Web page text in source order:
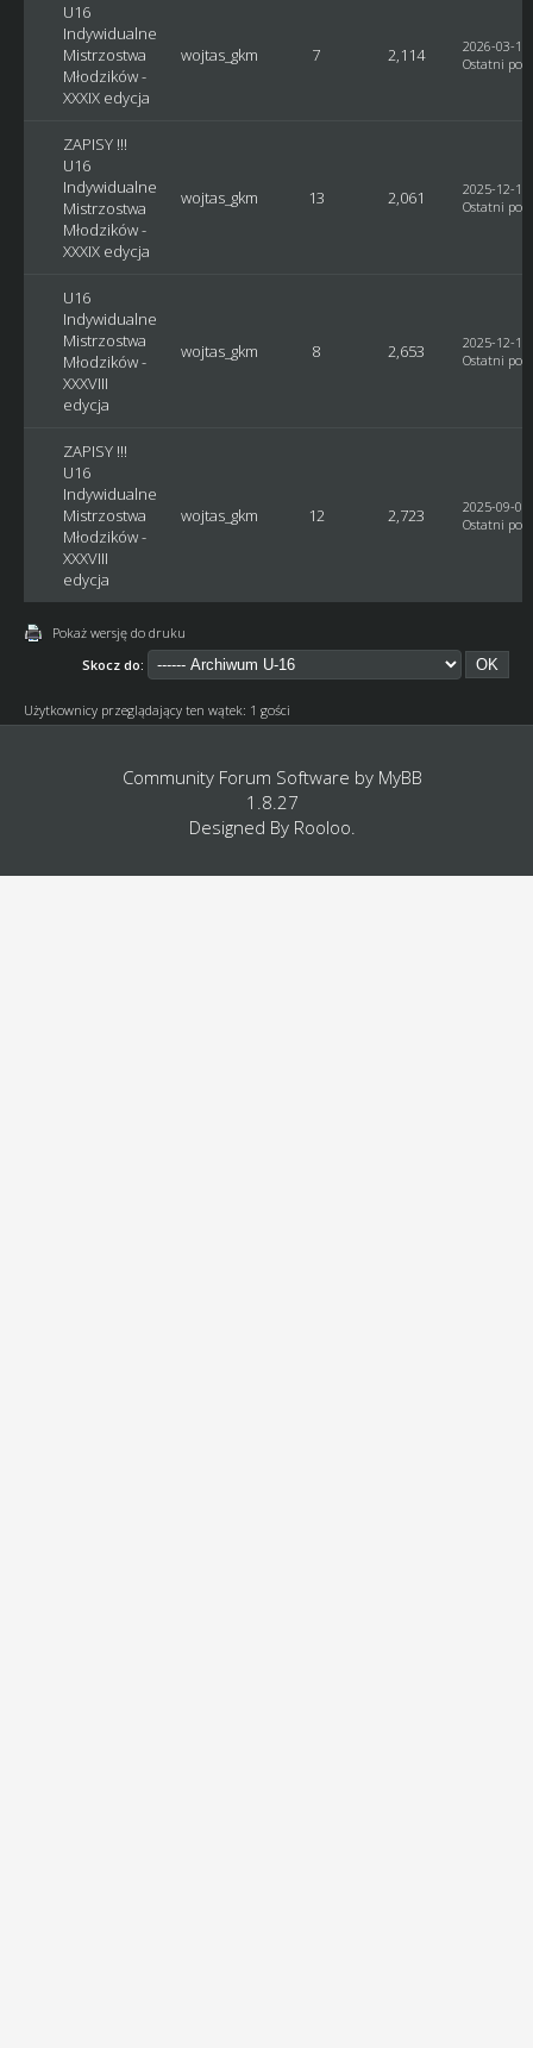
U16
Indywidualne
Mistrzostwa
Młodzików -
XXXIX edycja
wojtas_gkm 7 2,114
2026-03-
Ostatni post
ZAPISY !!!
U16
Indywidualne
Mistrzostwa
Młodzików -
XXXIX edycja
wojtas_gkm 13 2,061
2025-12-
Ostatni post
U16
Indywidualne
Mistrzostwa
Młodzików -
XXXVIII
edycja
wojtas_gkm 8 2,653
2025-12-
Ostatni post
ZAPISY !!!
U16
Indywidualne
Mistrzostwa
Młodzików -
XXXVIII
edycja
wojtas_gkm 12 2,723
2025-09-
Ostatni post
Pokaż wersję do druku
Skocz do:
Użytkownicy przeglądający ten wątek: 1 gości
Community Forum Software by MyBB
1.8.27
Designed By Rooloo.